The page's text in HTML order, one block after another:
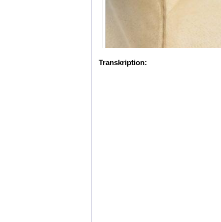
Transkription: